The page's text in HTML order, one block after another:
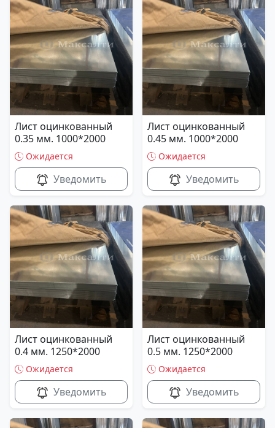
Лист оцинкованный
0.35 мм. 1000*2000
Ожидается
Уведомить
Лист оцинкованный
0.45 мм. 1000*2000
Ожидается
Уведомить
Лист оцинкованный
0.4 мм. 1250*2000
Ожидается
Уведомить
Лист оцинкованный
0.5 мм. 1250*2000
Ожидается
Уведомить